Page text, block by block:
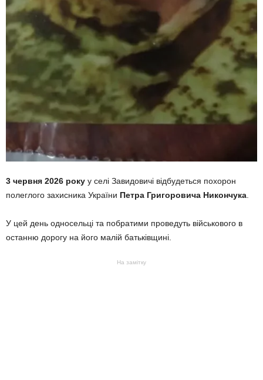
3 червня 2026 року у селі Завидовичі відбудеться похорон
полеглого захисника України Петра Григоровича Никончука
У цей день односельці та побратими проведуть військового в
останню дорогу на його малій батьківщині.
На замітку